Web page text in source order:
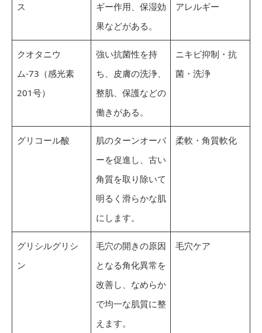
ス
ギー作用、保湿効
果などがある。
アレルギー
クオタニウ
ム-73（感光素
201号）
強い抗菌性を持
ち、皮膚の洗浄、
整肌、保護などの
働きがある。
ニキビ抑制・抗
菌・洗浄
グリコール酸
肌のターンオーバ
ーを促進し、古い
角質を取り除いて
明るく滑らかな肌
にします。
柔軟・角質軟化
グリシルグリシ
ン
毛穴の開きの原因
となる角化異常を
改善し、なめらか
で均一な肌質に整
えます。
毛穴ケア